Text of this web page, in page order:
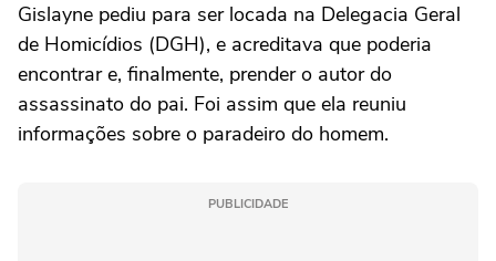
Gislayne pediu para ser locada na Delegacia Geral
de Homicídios (DGH), e acreditava que poderia
encontrar e, finalmente, prender o autor do
assassinato do pai. Foi assim que ela reuniu
informações sobre o paradeiro do homem.
PUBLICIDADE